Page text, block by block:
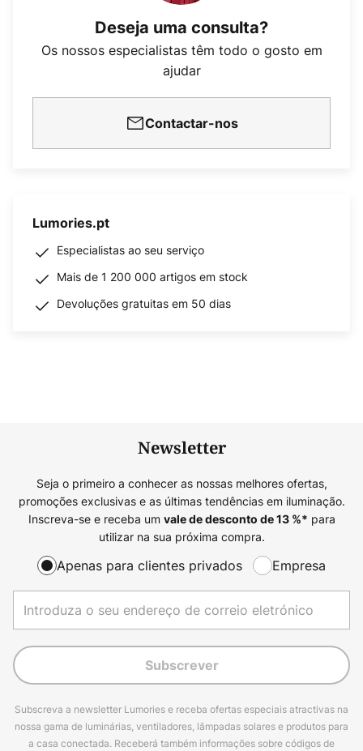
Deseja uma consulta?
Os nossos especialistas têm todo o gosto em
ajudar
Contactar-nos
Lumories.pt
Especialistas ao seu serviço
Mais de 1 200 000 artigos em stock
Devoluções gratuitas em 50 dias
Newsletter
Seja o primeiro a conhecer as nossas melhores ofertas,
promoções exclusivas e as últimas tendências em iluminação.
Inscreva-se e receba um vale de desconto de13%* para
utilizar na sua próxima compra.
Apenas para clientes privados Empresa
Subscrever
Subscreva a newsletter Lumories e receba ofertas especiais atractivas na
nossa gama de luminárias, ventiladores, lâmpadas solares e produtos para
a casa conectada. Receberá também informações sobre códigos de